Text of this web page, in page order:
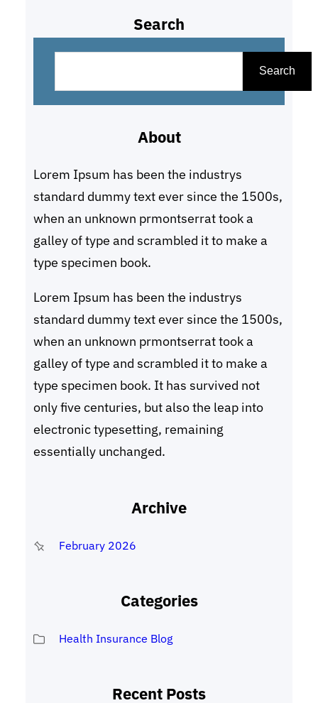
और प्रचार वाली स्वास्थ्य देखभाल दृष्टिकोण के
Search
Search
About
Lorem Ipsum has been the industrys
standard dummy text ever since the 1500s,
when an unknown prmontserrat took a
galley of type and scrambled it to make a
type specimen book.
Lorem Ipsum has been the industrys
standard dummy text ever since the 1500s,
when an unknown prmontserrat took a
galley of type and scrambled it to make a
type specimen book. It has survived not
only five centuries, but also the leap into
electronic typesetting, remaining
essentially unchanged.
Archive
February 2026
Categories
Health Insurance Blog
Recent Posts